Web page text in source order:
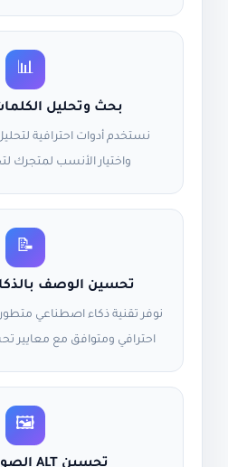
📊
بحث وتحليل
نستخدم أدوات احترافية
واختيار الأنسب لمتجرك
📝
تحسين الوصف
نوفر تقنية ذكاء اصطناعي
احترافي ومتوافق مع معايير
🖼️
تحسين ALT الصور بالجملة